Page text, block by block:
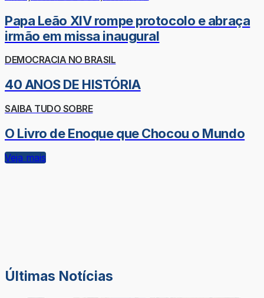
Papa Leão XIV rompe protocolo e abraça
irmão em missa inaugural
DEMOCRACIA NO BRASIL
40 ANOS DE HISTÓRIA
SAIBA TUDO SOBRE
O Livro de Enoque que Chocou o Mundo
Veja mais
Últimas Notícias